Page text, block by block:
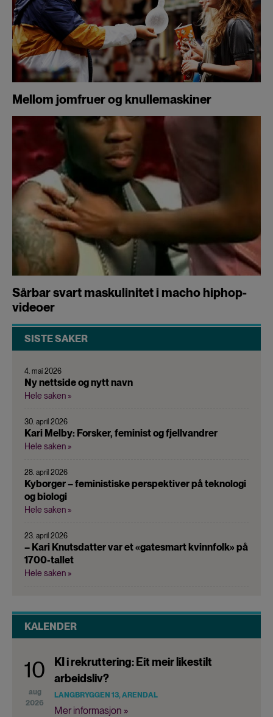
Mellom jomfruer og knullemaskiner
Sårbar svart maskulinitet i macho hiphop-
videoer
SISTE SAKER
4. mai 2026
Ny nettside og nytt navn
Hele saken »
30. april 2026
Kari Melby: Forsker, feminist og fjellvandrer
Hele saken »
28. april 2026
Kyborger – feministiske perspektiver på teknologi
og biologi
Hele saken »
23. april 2026
– Kari Knutsdatter var et «gatesmart kvinnfolk» på
1700-tallet
Hele saken »
KALENDER
10
aug
2026
KI i rekruttering: Eit meir likestilt
arbeidsliv?
LANGBRYGGEN 13, ARENDAL
Mer informasjon »